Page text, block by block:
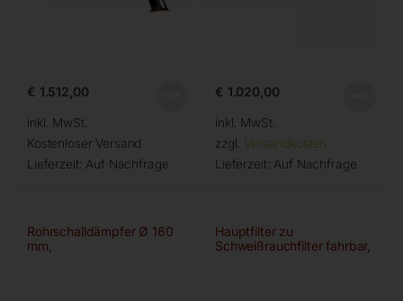
€ 1.512,00
inkl. MwSt.
Kostenloser Versand
Lieferzeit: Auf Nachfrage
€ 1.020,00
inkl. MwSt.
zzgl. Versandkosten
Lieferzeit: Auf Nachfrage
Rohrschalldämpfer Ø 160
mm,
Hauptfilter zu
Schweißrauchfilter fahrbar,